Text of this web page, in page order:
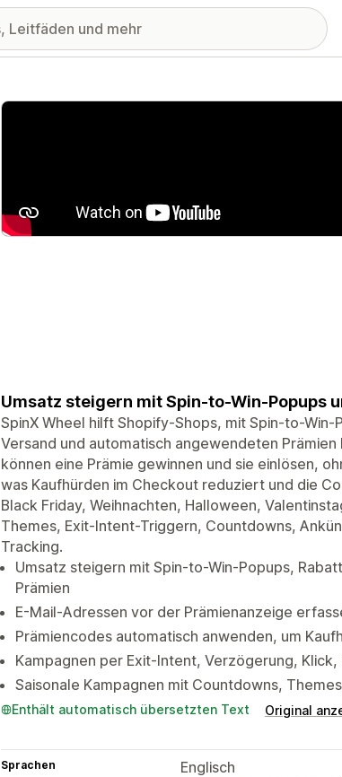
Vorgestellte Bildergalerie
Umsatz steigern mit Spin-to-Win-Popups
SpinX Wheel hilft Shopify-Shops, mit Spin-to-
Versand und automatisch angewendeten
können eine Prämie gewinnen und sie einlösen,
was Kaufhürden im Checkout reduziert und die
Black Friday, Weihnachten, Halloween,
Themes, Exit-Intent-Triggern, Countdowns,
Tracking.
Umsatz steigern mit Spin-to-Win-Popups,
Prämien
E-Mail-Adressen vor der Prämienanzeige
Prämiencodes automatisch anwenden, um
Kampagnen per Exit-Intent, Verzögerung,
Saisonale Kampagnen mit Countdowns,
Enthält automatisch übersetzten Text Original
Sprachen
Englisch